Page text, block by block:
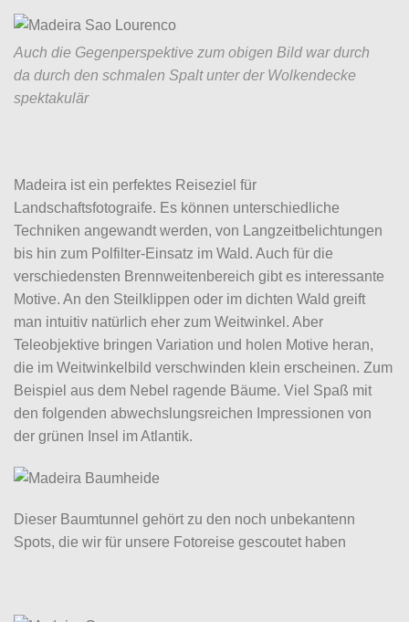
Auch die Gegenperspektive zum obigen Bild war durch
da durch den schmalen Spalt unter der Wolkendecke
spektakulär
Madeira ist ein perfektes Reiseziel für
Landschaftsfotograife. Es können unterschiedliche
Techniken angewandt werden, von Langzeitbelichtungen
bis hin zum Polfilter-Einsatz im Wald. Auch für die
verschiedensten Brennweitenbereich gibt es interessante
Motive. An den Steilklippen oder im dichten Wald greift
man intuitiv natürlich eher zum Weitwinkel. Aber
Teleobjektive bringen Variation und holen Motive heran,
die im Weitwinkelbild verschwinden klein erscheinen. Zum
Beispiel aus dem Nebel ragende Bäume. Viel Spaß mit
den folgenden abwechslungsreichen Impressionen von
der grünen Insel im Atlantik.
Dieser Baumtunnel gehört zu den noch unbekantenn
Spots, die wir für unsere Fotoreise gescoutet haben